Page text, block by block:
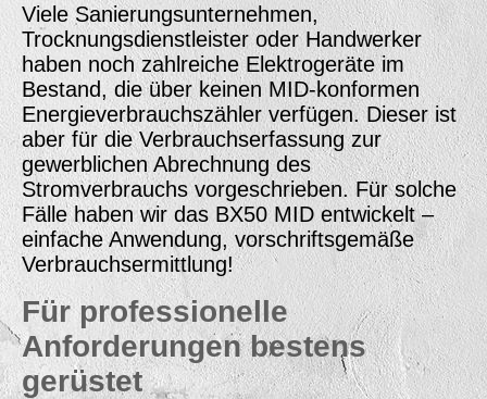
Viele Sanierungsunternehmen,
Trocknungsdienstleister oder Handwerker
haben noch zahlreiche Elektrogeräte im
Bestand, die über keinen MID-konformen
Energieverbrauchszähler verfügen. Dieser ist
aber für die Verbrauchs­erfassung zur
gewerblichen Abrechnung des
Stromverbrauchs vorgeschrieben. Für solche
Fälle haben wir das BX50 MID entwickelt –
einfache Anwendung, vorschriftsgemäße
Verbrauchsermittlung!
Für professionelle
Anforderungen bestens
gerüstet